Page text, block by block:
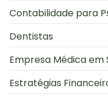
Contabilidade para
Dentistas
Empresa Médica em
Estratégias